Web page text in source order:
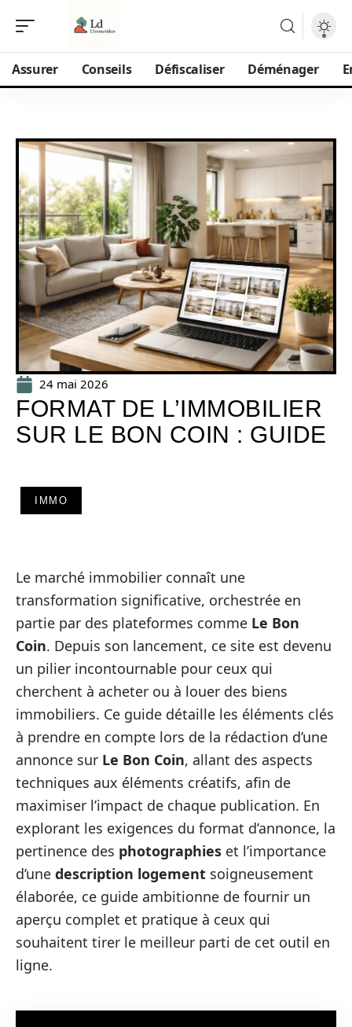
Assurer Conseils Défiscaliser Déménager
24 mai 2026
FORMAT DE L’IMMOBILIER
SUR LE BON COIN : GUIDE
IMMO
Le marché immobilier connaît une
transformation significative, orchestrée en
partie par des plateformes comme Le Bon
Coin. Depuis son lancement, ce site est devenu
un pilier incontournable pour ceux qui
cherchent à acheter ou à louer des biens
immobiliers. Ce guide détaille les éléments clés
à prendre en compte lors de la rédaction d’une
annonce sur Le Bon Coin, allant des aspects
techniques aux éléments créatifs, afin de
maximiser l’impact de chaque publication. En
explorant les exigences du format d’annonce, la
pertinence des photographies et l’importance
d’une description logement soigneusement
élaborée, ce guide ambitionne de fournir un
aperçu complet et pratique à ceux qui
souhaitent tirer le meilleur parti de cet outil en
ligne.